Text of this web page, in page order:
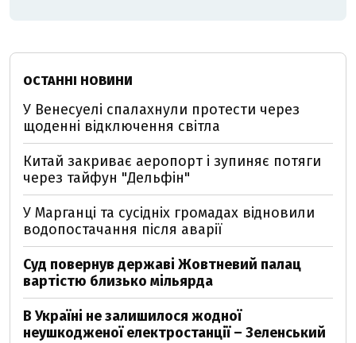
ОСТАННІ НОВИНИ
У Венесуелі спалахнули протести через
щоденні відключення світла
Китай закриває аеропорт і зупиняє потяги
через тайфун "Дельфін"
У Марганці та сусідніх громадах відновили
водопостачання після аварії
Суд повернув державі Жовтневий палац
вартістю близько мільярда
В Україні не залишилося жодної
неушкодженої електростанції – Зеленський